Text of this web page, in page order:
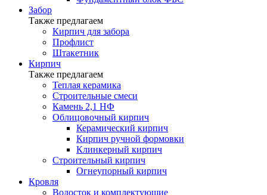
Забор
Также предлагаем
Кирпич для забора
Профлист
Штакетник
Кирпич
Также предлагаем
Теплая керамика
Строительные смеси
Камень 2,1 НФ
Облицовочный кирпич
Керамический кирпич
Кирпич ручной формовки
Клинкерный кирпич
Строительный кирпич
Огнеупорный кирпич
Кровля
Водосток и комплектующие